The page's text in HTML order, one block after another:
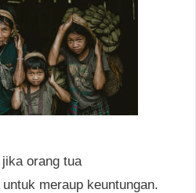
orang tua
meraup keuntungan.